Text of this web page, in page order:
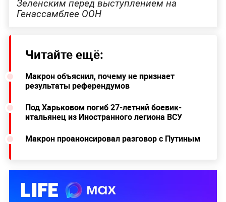
Зеленским перед выступлением на
Генассамблее ООН
Читайте ещё:
Макрон объяснил, почему не признает
результаты референдумов
Под Харьковом погиб 27-летний боевик-
итальянец из Иностранного легиона ВСУ
Макрон проанонсировал разговор с Путиным